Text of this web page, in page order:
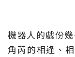
機器人的戲份
角芮的相逢、